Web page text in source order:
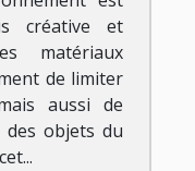
créative et
matériaux
de limiter
aussi de
des objets du